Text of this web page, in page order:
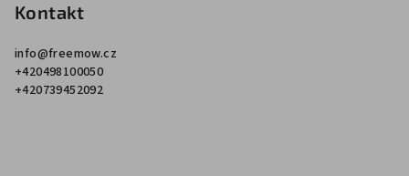
Kontakt
info@freemow.cz
+420498100050
+420739452092